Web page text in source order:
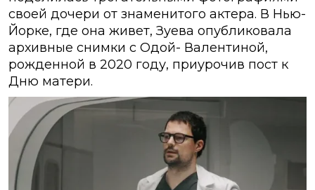
своей дочери от знаменитого актера. В Нью-
Йорке, где она живет, Зуева опубликовала
архивные снимки с Одой- Валентиной,
рожденной в 2020 году, приурочив пост к
Дню матери.